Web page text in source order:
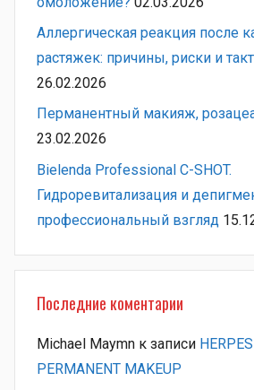
Аллергическая реакция после
растяжек: причины, риски и
26.02.2026
Перманентный макияж,
23.02.2026
Bielenda Professional C-SHOT.
Гидроревитализация и
профессиональный взгляд
Последние коментарии
Michael Maymn к записи
PERMANENT MAKEUP